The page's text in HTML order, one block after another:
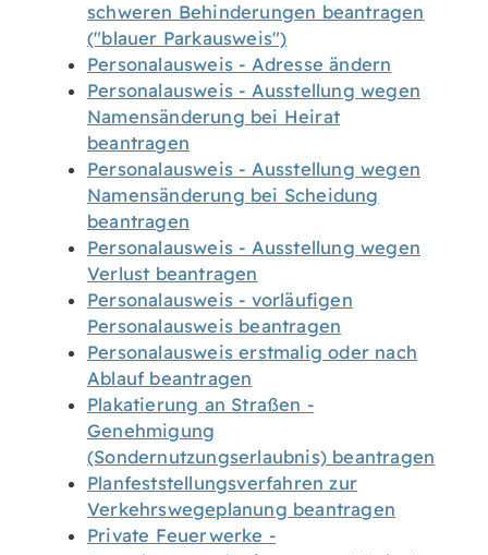
schweren Behinderungen beantragen
("blauer Parkausweis")
Personalausweis - Adresse ändern
Personalausweis - Ausstellung wegen
Namensänderung bei Heirat
beantragen
Personalausweis - Ausstellung wegen
Namensänderung bei Scheidung
beantragen
Personalausweis - Ausstellung wegen
Verlust beantragen
Personalausweis - vorläufigen
Personalausweis beantragen
Personalausweis erstmalig oder nach
Ablauf beantragen
Plakatierung an Straßen -
Genehmigung
(Sondernutzungserlaubnis) beantragen
Planfeststellungsverfahren zur
Verkehrswegeplanung beantragen
Private Feuerwerke -